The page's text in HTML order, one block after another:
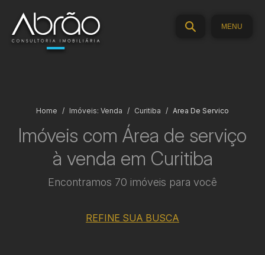
MENU
Home Imóveis: Venda Curitiba Area De Servico
Imóveis com Área de serviço
à venda em Curitiba
Encontramos 70 imóveis para você
REFINE SUA BUSCA